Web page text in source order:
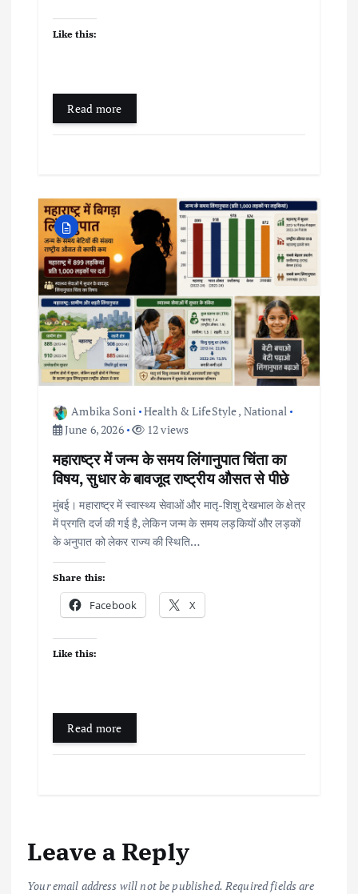
Like this:
Read more
Ambika Soni Health & LifeStyle, National
June 6, 2026
12 views
महाराष्ट्र में जन्म के समय लिंगानुपात चिंता का
विषय, सुधार के बावजूद राष्ट्रीय औसत से पीछे
मुंबई। महाराष्ट्र में स्वास्थ्य सेवाओं और मातृ-शिशु देखभाल के क्षेत्र
में प्रगति दर्ज की गई है, लेकिन जन्म के समय लड़कियों और लड़कों
के अनुपात को लेकर राज्य की स्थिति…
Share this:
Facebook X
Like this:
Read more
Leave a Reply
Your email address will not be published. Required fields are